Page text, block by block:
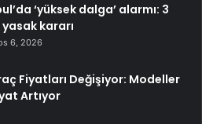
‘yüksek dalga’ alarmı: 3
kararı
6, 2026
Fiyatları Değişiyor: Modeller
Artıyor